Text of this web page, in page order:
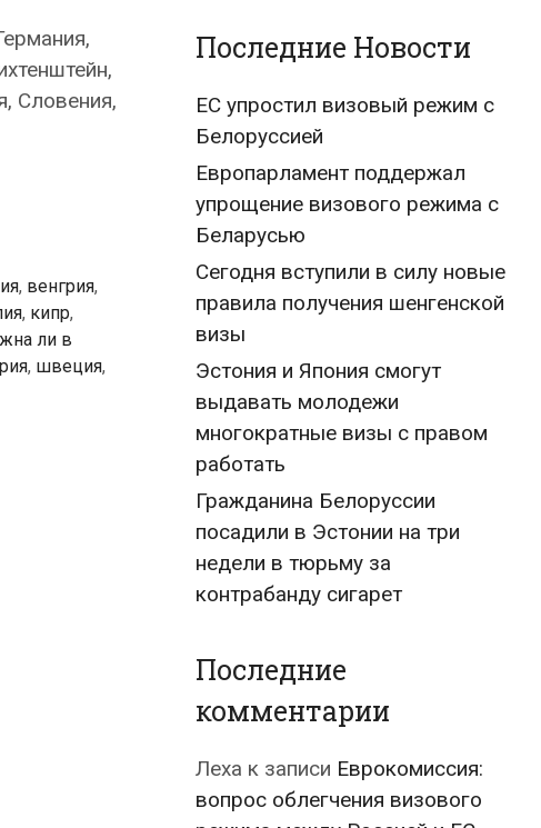
Словения,
, венгрия,
, кипр,
ли в
, швеция,
Последние Новости
ЕС упростил визовый режим с
Белоруссией
Европарламент поддержал
упрощение визового режима с
Беларусью
Сегодня вступили в силу новые
правила получения шенгенской
визы
Эстония и Япония смогут
выдавать молодежи
многократные визы с правом
работать
Гражданина Белоруссии
посадили в Эстонии на три
недели в тюрьму за
контрабанду сигарет
Последние
комментарии
Леха к записи Еврокомиссия:
вопрос облегчения визового